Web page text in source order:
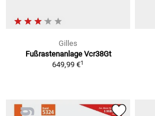
Gilles
Fußrastenanlage Vcr38Gt
649,99 €1